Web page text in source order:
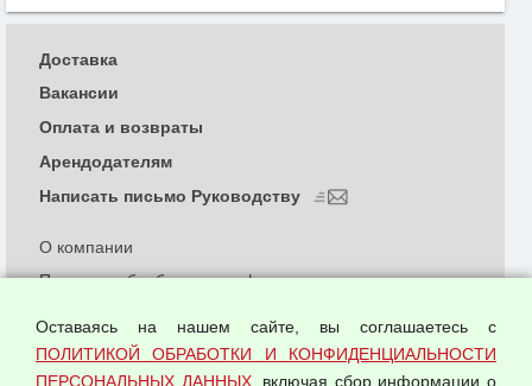
О компании
Политика обработки и конфиденциальности
Согласием на обработку персональных данных
Оферта оптовой купли-продажи
Доставка
Вакансии
Оплата и возвраты
Арендодателям
Написать письмо Руководству
Оставаясь на нашем сайте, вы соглашаетесь с
ПОЛИТИКОЙ ОБРАБОТКИ И КОНФИДЕНЦИАЛЬНОСТИ
ПЕРСОНАЛЬНЫХ ДАННЫХ, включая сбор информации о